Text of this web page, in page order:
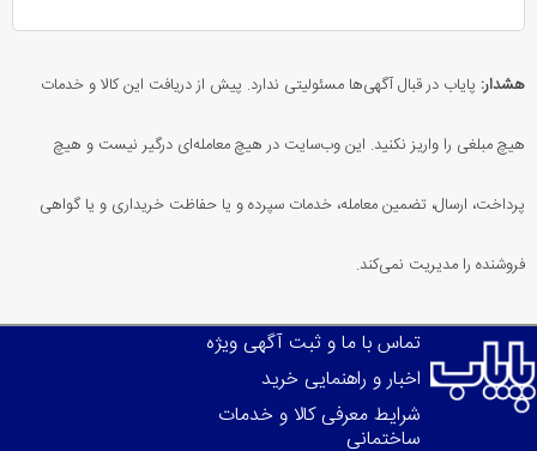
هشدار: پایاب در قبال آگهی‌ها مسئولیتی ندارد. پیش از دریافت این کالا و خدمات
هیچ مبلغی را واریز نکنید. این وب‌سایت در هیچ معامله‌ای درگیر نیست و هیچ
پرداخت، ارسال، تضمین معامله، خدمات سپرده و یا حفاظت خریداری و یا گواهی
فروشنده را مدیریت نمی‌کند.
تماس با ما و ثبت آگهی ویژه
اخبار و راهنمایی خرید
شرایط معرفی کالا و خدمات
ساختمانی